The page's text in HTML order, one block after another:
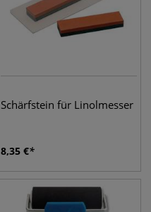
Schärfstein für Linolmesser
8,35 €